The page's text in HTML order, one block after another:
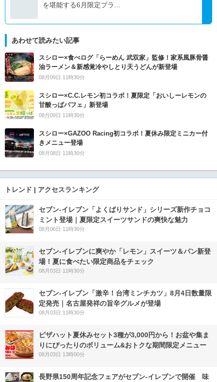
を堪能する6月限定プラ...
あわせて読みたい記事
スシロー×食べログ「らーめん 武双家」監修！家系風豚骨醤
油ラーメン＆新感覚冷やしとり天うどんが新登場
08月09日 11時30分
スシロー×C.C.レモン初コラボ！夏限定「おいしーレモンの
甘酸っぱパフェ」新登場
08月09日 11時30分
スシロー×GAZOO Racing初コラボ！夏休み限定ミニカー付
きメニュー登場
08月08日 11時30分
トレンド | アクセスランキング
セブン‐イレブン「よくばりサンド」シリーズ新作チョコ
ミント登場｜夏限定スイーツサンドの爽快な魅力
08月06日 11時30分
セブン‐イレブンに爽やか「レモン」スイーツ＆パン新登
場！夏に食べたい限定商品をチェック
08月03日 11時30分
セブン-イレブン「激辛！台湾ミンチカツ」8月4日数量限
定発売｜名古屋発祥の旨辛グルメが登場
08月03日 11時30分
ピザハット夏休みセット3種が3,000円から！お盆や集ま
りにぴったりのボリューム&おトクな期間限定メニュー
08月03日 13時00分
長野県150周年記念フェアがセブン-イレブンで開催 味